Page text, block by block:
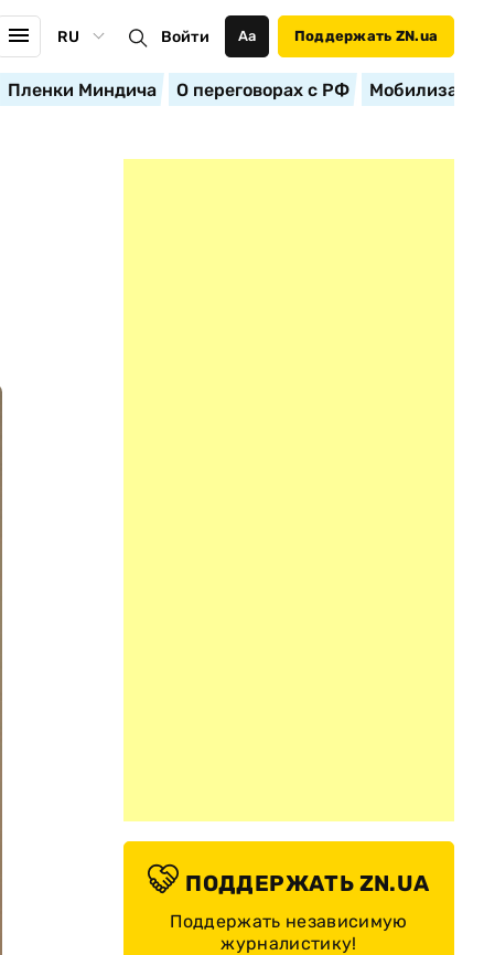
RU Войти Аа Поддержать ZN.ua
Пленки Миндича О переговорах с РФ
ПОДДЕРЖАТЬ ZN.UA
Поддержать независимую
журналистику!